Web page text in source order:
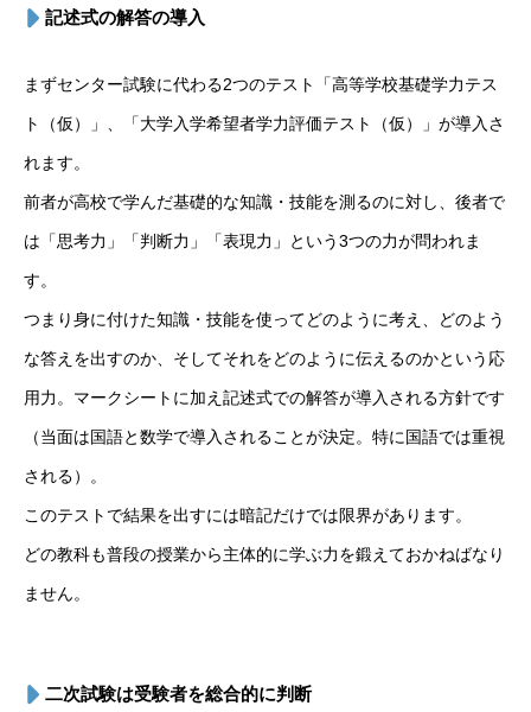
記述式の解答の導入
まずセンター試験に代わる2つのテスト「高等学校基礎学力テス
ト（仮）」、「大学入学希望者学力評価テスト（仮）」が導入さ
れます。
前者が高校で学んだ基礎的な知識・技能を測るのに対し、後者で
は「思考力」「判断力」「表現力」という3つの力が問われま
す。
つまり身に付けた知識・技能を使ってどのように考え、どのよう
な答えを出すのか、そしてそれをどのように伝えるのかという応
用力。マークシートに加え記述式での解答が導入される方針です
（当面は国語と数学で導入されることが決定。特に国語では重視
される）。
このテストで結果を出すには暗記だけでは限界があります。
どの教科も普段の授業から主体的に学ぶ力を鍛えておかねばなり
ません。
二次試験は受験者を総合的に判断